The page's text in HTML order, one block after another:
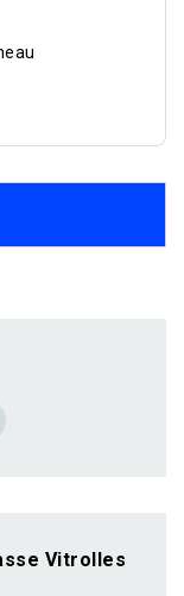
Vitrolles